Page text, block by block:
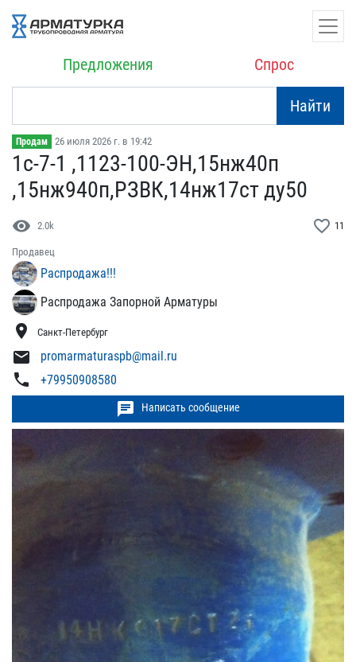
Предложения Спрос
Найти
Продам 26 июля 2026 г. в 19:42
1с-7-1 ,1123-100-ЭН,15н​ж40п
,15нж940п,РЗВК,14нж​17ст ду50
visibility 2.0k favorite_border 11
Продавец
Распродажа!!!
Распродажа Запорной Арматуры
location_on Санкт-Петербург
mail promarmaturaspb@mail.ru
phone +79950908580
chat Написать сообщение